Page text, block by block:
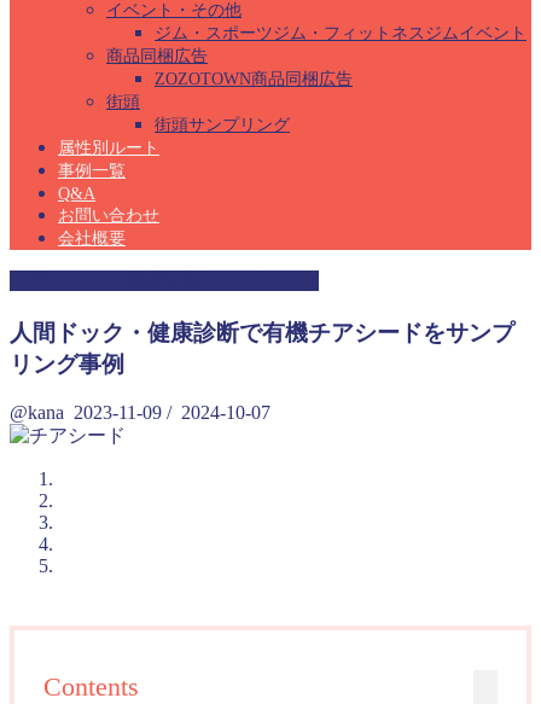
イベント・その他
ジム・スポーツジム・フィットネスジムイベント
商品同梱広告
ZOZOTOWN商品同梱広告
街頭
街頭サンプリング
属性別ルート
事例一覧
Q&A
お問い合わせ
会社概要
人間ドック・健康診断で有機チアシードをサンプ
リング事例
@kana 2023-11-09 / 2024-10-07
Contents